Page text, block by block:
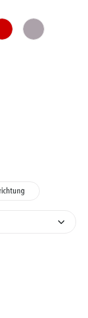
Rot
Taupe
Wert ein